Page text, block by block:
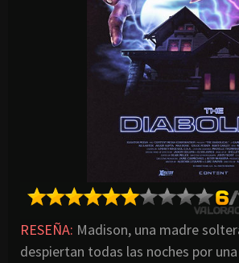
RESEÑA: Madison, una madre
despiertan todas las noches por